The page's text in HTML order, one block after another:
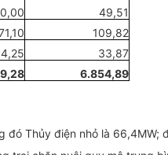
0,00
49,51
109,82
33,87
6.854,89
đó Thủy điện nhỏ là